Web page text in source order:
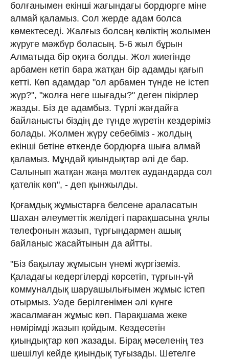
болғанымен екінші жағындағы бордюрге міне
алмай қаламыз. Сол жерде адам болса
көмектеседі. Жалғыз болсаң көліктің жолымен
жүруге мәжбүр боласың. 5-6 жыл бұрын
Алматыда бір оқиға болды. Жол жиегінде
арбамен кетіп бара жатқан бір адамды қағып
кетті. Көп адамдар "ол арбамен түнде не істеп
жүр?", "жолға неге шығады?" деген пікірлер
жазды. Біз де адамбыз. Түрлі жағдайға
байланысты біздің де түнде жүретін кездеріміз
болады. Жолмен жүру себебіміз - жолдың
екінші бетіне өткенде бордюрға шыға алмай
қаламыз. Мұндай қиындықтар әлі де бар.
Салынып жатқан жаңа мөлтек аудандарда сол
қателік көп", - деп қынжылды.
Қоғамдық жұмыстарға белсене араласатын
Шахан әлеуметтік желідегі парақшасына ұялы
телефонын жазып, тұрғындармен ашық
байланыс жасайтынын да айтты.
"Біз бақылау жұмысын үнемі жүргіземіз.
Қаладағы кедергілерді көрсетіп, тұрғын-үй
коммуналдық шаруашылығымен жұмыс істеп
отырмыз. Уәде берілгенімен әлі күнге
жасалмаған жұмыс көп. Парақшама жеке
нөмірімді жазып қойдым. Кездесетін
қиындықтар көп жазады. Бірақ мәселенің тез
шешілуі кейде қиындық туғызады. Шетелге